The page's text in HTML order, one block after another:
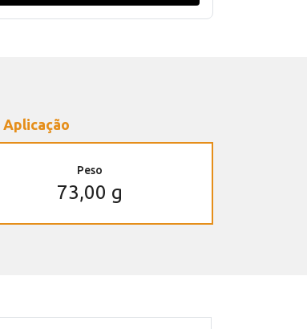
Aplicação
Peso
73,00 g